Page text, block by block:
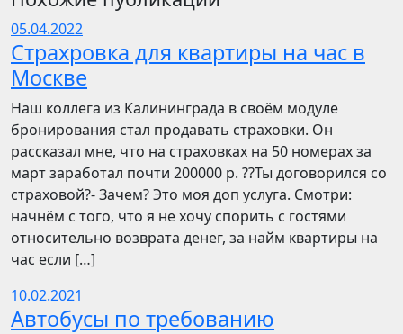
05.04.2022
Страхровка для квартиры на час в
Москве
Наш коллега из Калининграда в своём модуле
бронирования стал продавать страховки. Он
рассказал мне, что на страховках на 50 номерах за
март заработал почти 200000 р. ??Ты договорился со
страховой?- Зачем? Это моя доп услуга. Смотри:
начнём с того, что я не хочу спорить с гостями
относительно возврата денег, за найм квартиры на
час если […]
10.02.2021
Автобусы по требованию